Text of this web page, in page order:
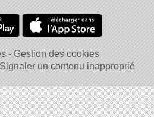
Gestion des cookies
Signaler un contenu inapproprié